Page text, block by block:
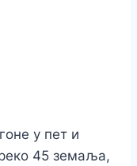
у пет и
45 земаља,